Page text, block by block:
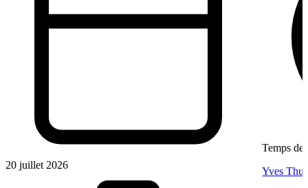
20 juillet 2026
Temps de
Yves